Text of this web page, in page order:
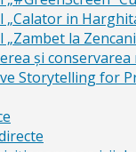
„Calator in
„Zambet la
și
Storytelling for